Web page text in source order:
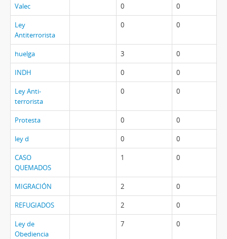
Valec 0 0
Ley
Antiterrorista
0 0
huelga 3 0
INDH 0 0
Ley Anti-
terrorista
0 0
Protesta 0 0
ley d 0 0
CASO
QUEMADOS
1 0
MIGRACIÓN 2 0
REFUGIADOS 2 0
Ley de
Obediencia
7 0